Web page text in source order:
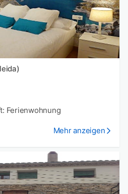
Ferienwohnung
Mehr anzeigen